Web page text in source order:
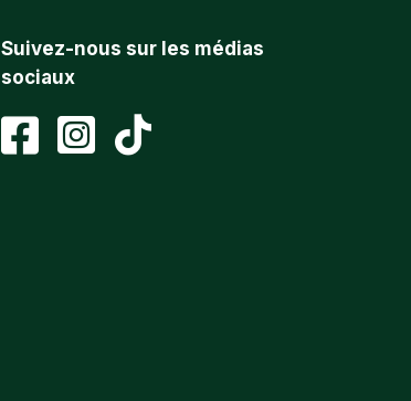
Suivez-nous sur les médias
sociaux